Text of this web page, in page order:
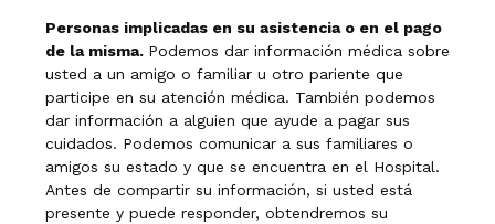
Personas implicadas en su asistencia o en el pago
de la misma. Podemos dar información médica sobre
usted a un amigo o familiar u otro pariente que
participe en su atención médica. También podemos
dar información a alguien que ayude a pagar sus
cuidados. Podemos comunicar a sus familiares o
amigos su estado y que se encuentra en el Hospital.
Antes de compartir su información, si usted está
presente y puede responder, obtendremos su